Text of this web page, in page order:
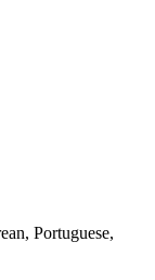
Portuguese,